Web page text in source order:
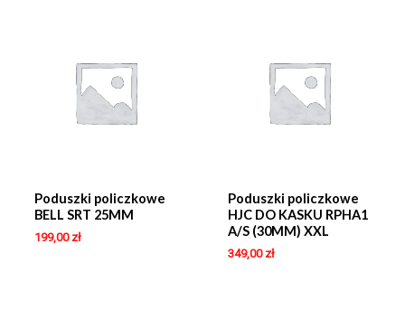
Poduszki policzkowe
BELL SRT 25MM
199,00 zł
Poduszki policzkowe
HJC DO KASKU RPHA1
A/S (30MM) XXL
349,00 zł